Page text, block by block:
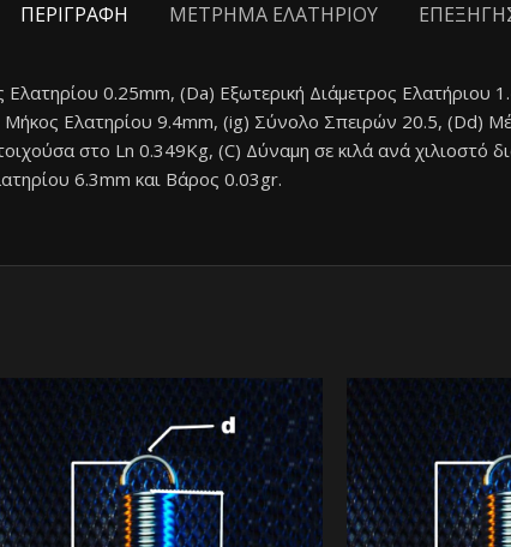
ΠΕΡΙΓΡΑΦΗ ΜΕΤΡΗΜΑ ΕΛΑΤΗΡΙΟΥ
0.25mm, (Da) Eξωτερική Διάμετρος
Ελατηρίου 9.4mm, (ig) Σύνολο Σπειρών 20.5, (Dd)
στο Ln 0.349Kg, (C) Δύναμη σε κιλά ανά χιλιοστό
6.3mm και Βάρος 0.03gr.